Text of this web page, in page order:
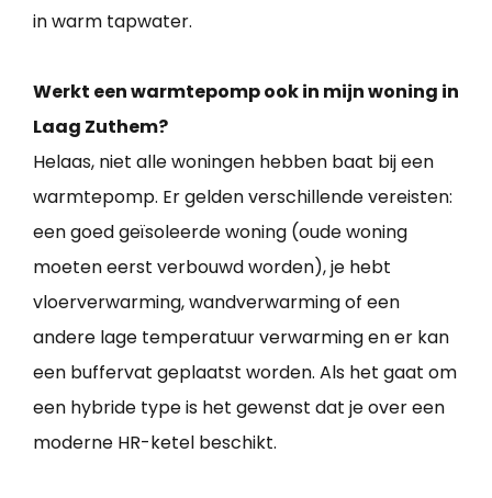
in warm tapwater.
Werkt een warmtepomp ook in mijn woning in
Laag Zuthem?
Helaas, niet alle woningen hebben baat bij een
warmtepomp. Er gelden verschillende vereisten:
een goed geïsoleerde woning (oude woning
moeten eerst verbouwd worden), je hebt
vloerverwarming, wandverwarming of een
andere lage temperatuur verwarming en er kan
een buffervat geplaatst worden. Als het gaat om
een hybride type is het gewenst dat je over een
moderne HR-ketel beschikt.